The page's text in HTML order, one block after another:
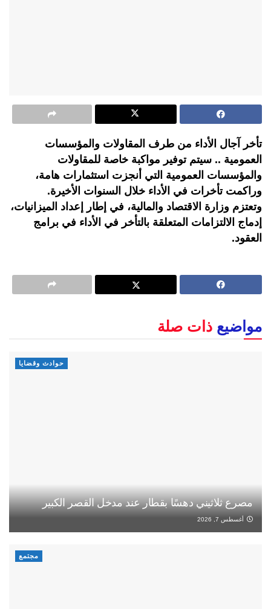
تأخر آجال الأداء من طرف المقاولات والمؤسسات
العمومية .. سيتم توفير مواكبة خاصة للمقاولات
والمؤسسات العمومية التي أنجزت استثمارات هامة،
وراكمت تأخرات في الأداء خلال السنوات الأخيرة.
وتعتزم وزارة الاقتصاد والمالية، في إطار إعداد الميزانيات،
إدماج الالتزامات المتعلقة بالتأخر في الأداء في برامج
العقود.
مواضيع ذات صلة
حوادث وقضايا
مصرع ثلاثيني دهسًا بقطار عند مدخل القصر الكبير
أغسطس 7, 2026
مجتمع